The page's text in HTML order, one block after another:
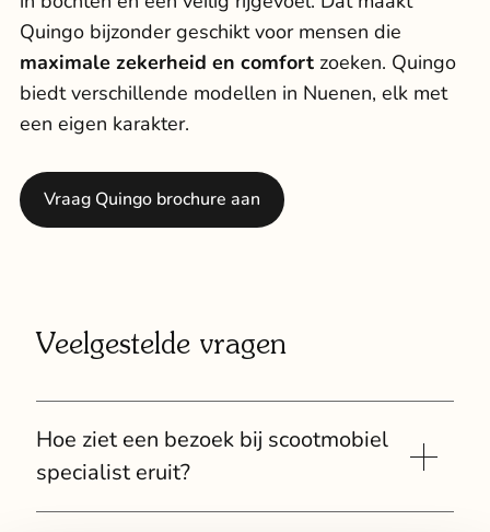
Quingo bijzonder geschikt voor mensen die
maximale zekerheid en comfort zoeken. Quingo
biedt verschillende modellen in Nuenen, elk met
een eigen karakter.
Vraag Quingo brochure aan
Veelgestelde vragen
Hoe ziet een bezoek bij scootmobiel
specialist eruit?